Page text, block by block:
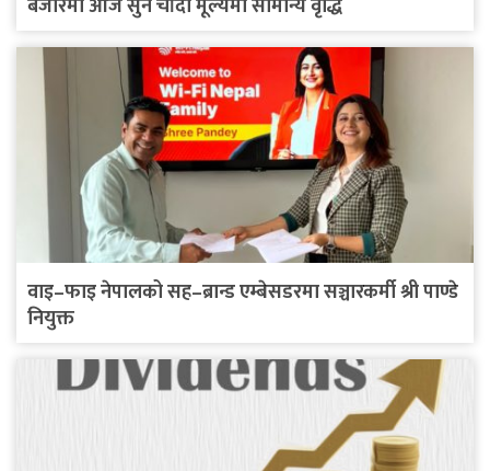
बजारमा आज सुन चाँदी मूल्यमा सामान्य वृद्धि
वाइ–फाइ नेपालको सह–ब्रान्ड एम्बेसडरमा सञ्चारकर्मी श्री पाण्डे
नियुक्त